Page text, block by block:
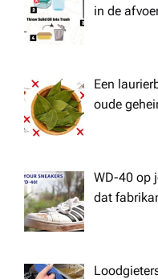
in de
Een
oude
WD-40 op
dat